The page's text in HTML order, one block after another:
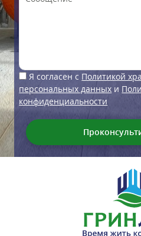
Я согласен с Политикой
персональных данных и
конфиденциальности